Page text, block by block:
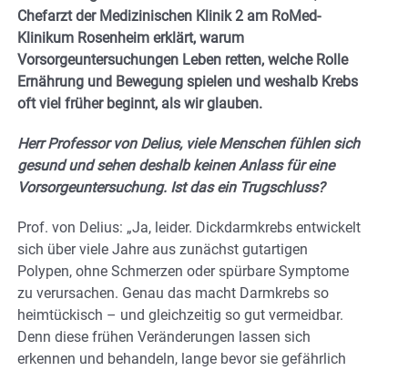
Chefarzt der Medizinischen Klinik 2 am RoMed-
Klinikum Rosenheim erklärt, warum
Vorsorgeuntersuchungen Leben retten, welche Rolle
Ernährung und Bewegung spielen und weshalb Krebs
oft viel früher beginnt, als wir glauben.
Herr Professor von Delius, viele Menschen fühlen sich
gesund und sehen deshalb keinen Anlass für eine
Vorsorgeuntersuchung. Ist das ein Trugschluss?
Prof. von Delius: „Ja, leider. Dickdarmkrebs entwickelt
sich über viele Jahre aus zunächst gutartigen
Polypen, ohne Schmerzen oder spürbare Symptome
zu verursachen. Genau das macht Darmkrebs so
heimtückisch – und gleichzeitig so gut vermeidbar.
Denn diese frühen Veränderungen lassen sich
erkennen und behandeln, lange bevor sie gefährlich